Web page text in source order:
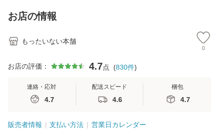
恵 藤本幸三 / 南江
堂 [単行
お店の情報
もったいない本舗
0
お店の評価： 4.7点 (830件)
連絡・応対
4.7
配送スピード
4.6
梱包
4.7
販売者情報 支払い方法 営業日カレンダー